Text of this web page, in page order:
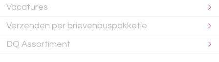
Vacatures
Verzenden per brievenbuspakketje
DQ Assortiment